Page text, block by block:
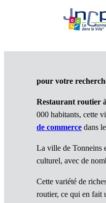
pour votre
Restaurant routier
000 habitants, cette
de commerce dans
La ville de Tonneins
culturel, avec de
Cette variété de
routier, ce qui en fait